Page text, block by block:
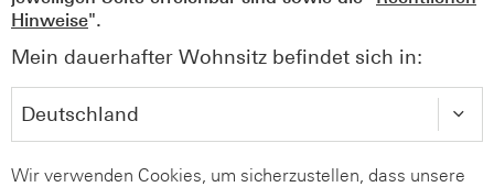
Hinweise".
Mein dauerhafter Wohnsitz befindet sich in:
Wir verwenden Cookies, um sicherzustellen, dass unsere